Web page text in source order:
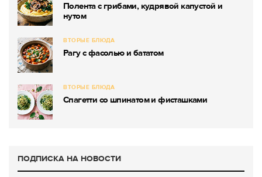
Полента с грибами, кудрявой капустой и
нутом
ВТОРЫЕ БЛЮДА
Рагу с фасолью и бататом
ВТОРЫЕ БЛЮДА
Спагетти со шпинатом и фисташками
ПОДПИСКА НА НОВОСТИ